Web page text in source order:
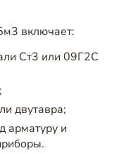
включает:
Ст3 или 09Г2С
двутавра;
арматуру и